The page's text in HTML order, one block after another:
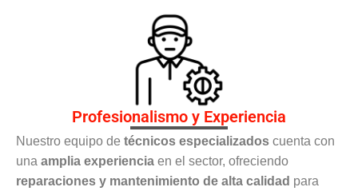
Profesionalismo y Experiencia
Nuestro equipo de técnicos especializados cuenta con
una amplia experiencia en el sector, ofreciendo
reparaciones y mantenimiento de alta calidad para